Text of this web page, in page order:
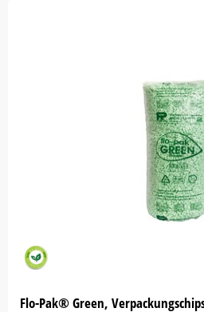
Flo-Pak® Green,